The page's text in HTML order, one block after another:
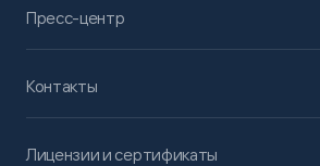
Пресс-центр
Контакты
Лицензии и сертификаты